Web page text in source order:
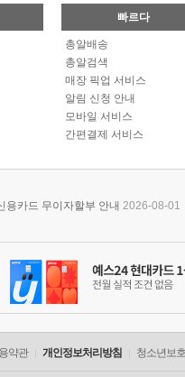
빠르다
총알배송
총알검색
매장 픽업 서비스
알림 신청 안내
모바일 서비스
간편결제 서비스
용카드 무이자할부 안내 2026-08-01
약관 개인정보처리방침 청소년보